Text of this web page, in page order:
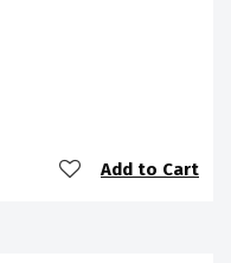
Add to Cart